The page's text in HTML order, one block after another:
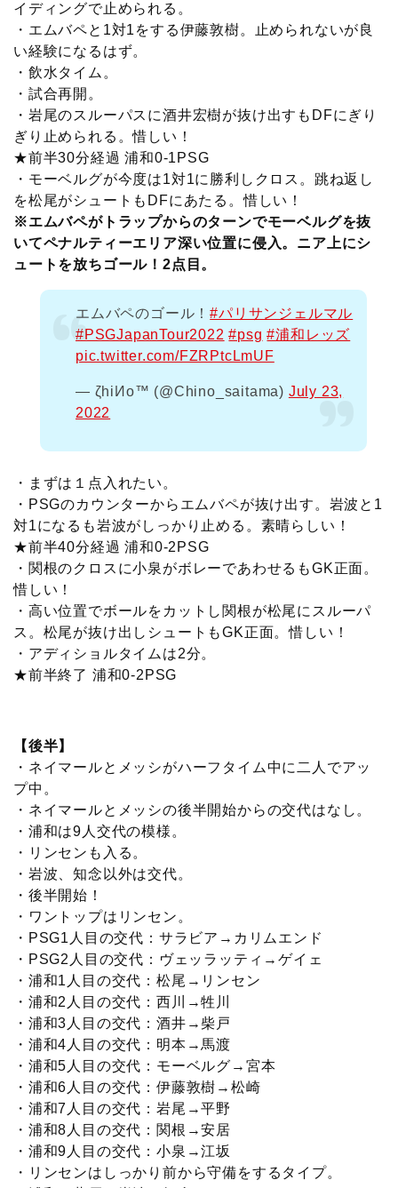
イディングで止められる。
・エムバペと1対1をする伊藤敦樹。止められないが良
い経験になるはず。
・飲水タイム。
・試合再開。
・岩尾のスルーパスに酒井宏樹が抜け出すもDFにぎり
ぎり止められる。惜しい！
★前半30分経過 浦和0-1PSG
・モーベルグが今度は1対1に勝利しクロス。跳ね返し
を松尾がシュートもDFにあたる。惜しい！
※エムバペがトラップからのターンでモーベルグを抜
いてペナルティーエリア深い位置に侵入。ニア上にシ
ュートを放ちゴール！2点目。
エムバペのゴール！#パリサンジェルマル
#PSGJapanTour2022 #psg #浦和レッズ
pic.twitter.com/FZRPtcLmUF
— ζhiИo™ (@Chino_saitama) July 23,
2022
・まずは１点入れたい。
・PSGのカウンターからエムバペが抜け出す。岩波と1
対1になるも岩波がしっかり止める。素晴らしい！
★前半40分経過 浦和0-2PSG
・関根のクロスに小泉がボレーであわせるもGK正面。
惜しい！
・高い位置でボールをカットし関根が松尾にスルーパ
ス。松尾が抜け出しシュートもGK正面。惜しい！
・アディショルタイムは2分。
★前半終了 浦和0-2PSG
【後半】
・ネイマールとメッシがハーフタイム中に二人でアッ
プ中。
・ネイマールとメッシの後半開始からの交代はなし。
・浦和は9人交代の模様。
・リンセンも入る。
・岩波、知念以外は交代。
・後半開始！
・ワントップはリンセン。
・PSG1人目の交代：サラビア→カリムエンド
・PSG2人目の交代：ヴェッラッティ→ゲイェ
・浦和1人目の交代：松尾→リンセン
・浦和2人目の交代：西川→牲川
・浦和3人目の交代：酒井→柴戸
・浦和4人目の交代：明本→馬渡
・浦和5人目の交代：モーベルグ→宮本
・浦和6人目の交代：伊藤敦樹→松崎
・浦和7人目の交代：岩尾→平野
・浦和8人目の交代：関根→安居
・浦和9人目の交代：小泉→江坂
・リンセンはしっかり前から守備をするタイプ。